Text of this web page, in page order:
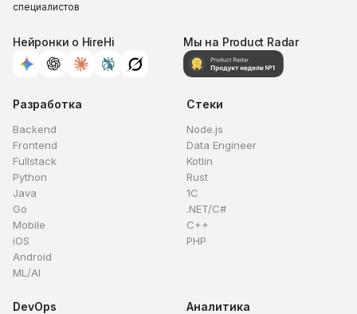
специалистов
Нейронки о HireHi Мы на Product Radar
Разработка
Backend
Frontend
Fullstack
Python
Java
Go
Mobile
iOS
Android
ML/AI
Стеки
Node.js
Data Engineer
Kotlin
Rust
1C
.NET/C#
C++
PHP
DevOps Аналитика